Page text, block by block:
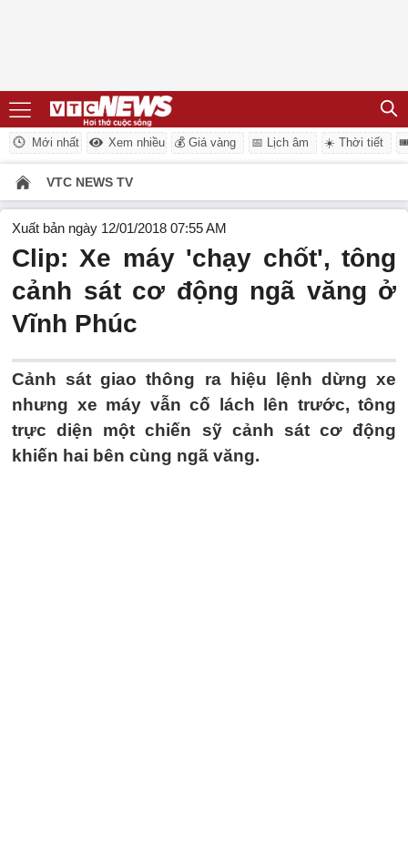
Mới nhất Xem nhiều 💰 Giá vàng 📅 Lịch âm ☀️ Thời tiết
VTC NEWS TV
Xuất bản ngày 12/01/2018 07:55 AM
Clip: Xe máy 'chạy chốt', tông
cảnh sát cơ động ngã văng ở
Vĩnh Phúc
Cảnh sát giao thông ra hiệu lệnh dừng xe
nhưng xe máy vẫn cố lách lên trước, tông
trực diện một chiến sỹ cảnh sát cơ động
khiến hai bên cùng ngã văng.